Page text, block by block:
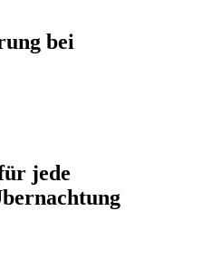
bei
jede